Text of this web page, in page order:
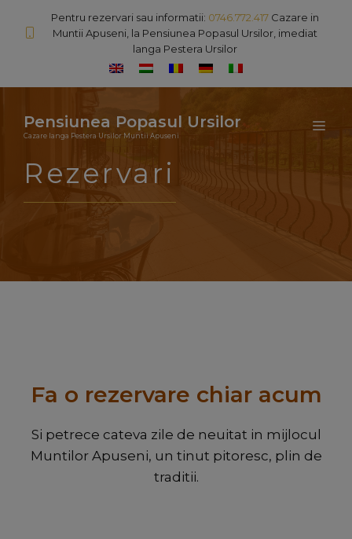
Pentru rezervari sau informatii: 0746.772.417Cazare in
Muntii Apuseni, la Pensiunea Popasul Ursilor, imediat
langa Pestera Ursilor
Pensiunea Popasul Ursilor
Cazare langa Pestera Ursilor Muntii Apuseni
Rezervari
Fa o rezervare chiar acum
Si petrece cateva zile de neuitat in mijlocul
Muntilor Apuseni, un tinut pitoresc, plin de
traditii.